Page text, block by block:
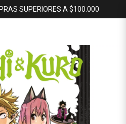
SUPERIORES A $100.000